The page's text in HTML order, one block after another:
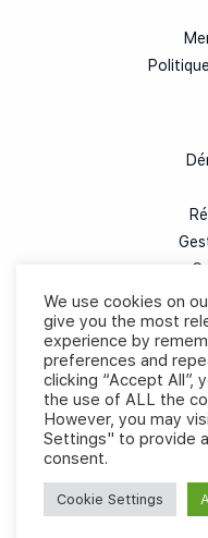
We use cookies on
give you the most
experience by
preferences and
clicking “Accept All”,
the use of ALL the
However, you may
Settings" to provide
consent.
Cookie Settings